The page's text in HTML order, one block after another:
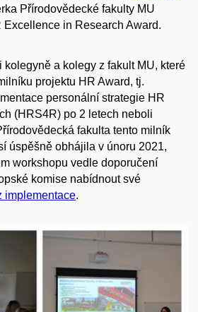
Přírodovědecké fakulty MU
in Research Award.
kolegyně a kolegy z fakult MU, které
projektu HR Award, tj.
personální strategie HR
(HRS4R) po 2 letech neboli
fakulta tento milník
úspěšně obhájila v únoru 2021,
workshopu vedle doporučení
komise nabídnout své
implementace.